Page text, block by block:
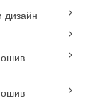
дизайн